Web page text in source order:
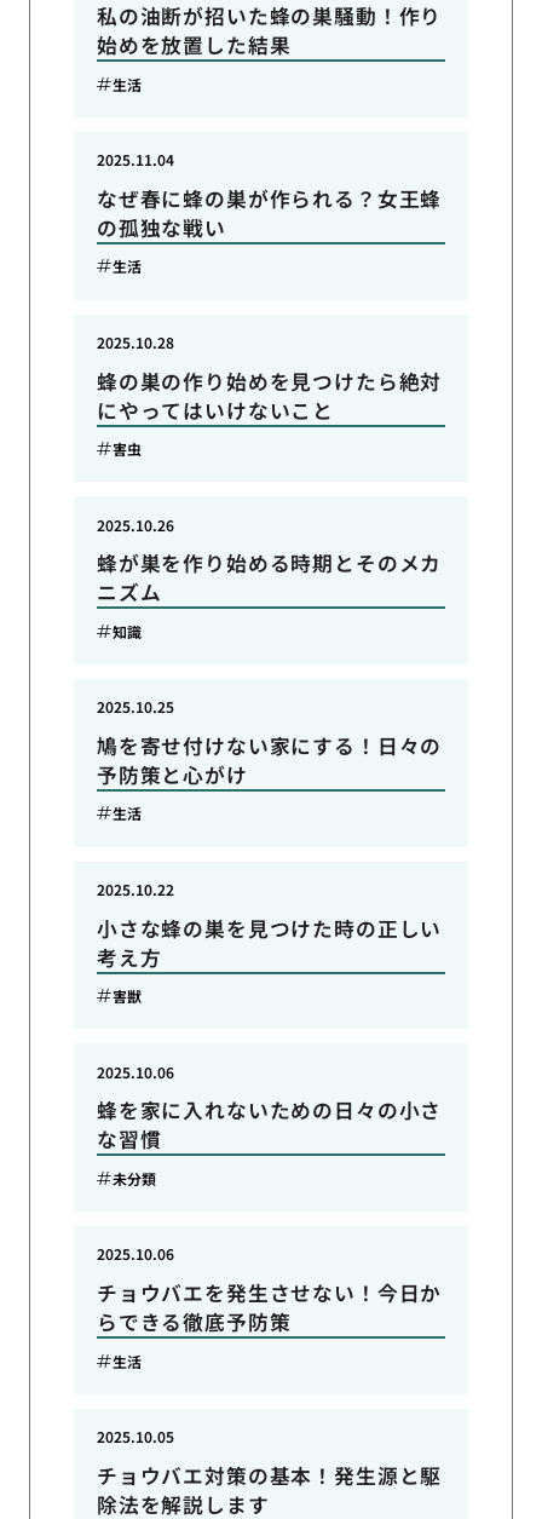
私の油断が招いた蜂の巣騒動！作り
始めを放置した結果
生活
なぜ春に蜂の巣が作られる？女王蜂
の孤独な戦い
2025.11.04
生活
蜂の巣の作り始めを見つけたら絶対
にやってはいけないこと
2025.10.28
害虫
蜂が巣を作り始める時期とそのメカ
ニズム
2025.10.26
知識
鳩を寄せ付けない家にする！日々の
予防策と心がけ
2025.10.25
生活
小さな蜂の巣を見つけた時の正しい
考え方
2025.10.22
害獣
蜂を家に入れないための日々の小さ
な習慣
2025.10.06
未分類
チョウバエを発生させない！今日か
らできる徹底予防策
2025.10.06
生活
チョウバエ対策の基本！発生源と駆
除法を解説します
2025.10.05